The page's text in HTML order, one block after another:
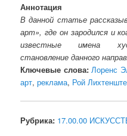
Аннотация
В данной статье
арт», где он зародился и
известные имена
становление данного
Ключевые слова: Лоренс
арт,реклама, Рой
Рубрика: 17.00.00